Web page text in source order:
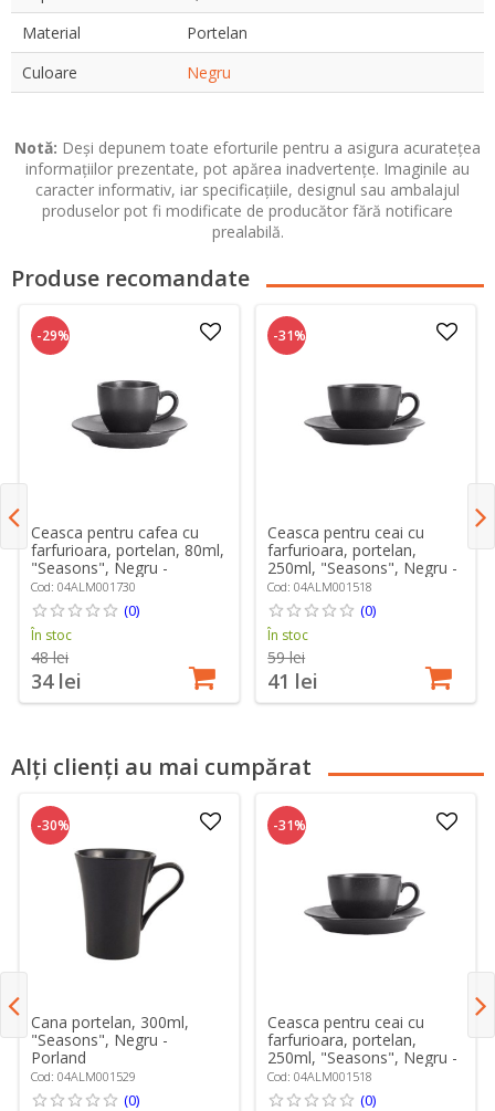
Material
Portelan
Culoare
Negru
Notă: Deși depunem toate eforturile pentru a asigura acuratețea
informațiilor prezentate, pot apărea inadvertențe. Imaginile au
caracter informativ, iar specificațiile, designul sau ambalajul
produselor pot fi modificate de producător fără notificare
prealabilă.
Produse recomandate
-29%
Ceasca pentru cafea cu
farfurioara, portelan, 80ml,
"Seasons", Negru -
Porland
Cod: 04ALM001730
(0)
În stoc
48 lei
34 lei
-31%
Ceasca pentru ceai cu
farfurioara, portelan,
250ml, "Seasons", Negru -
Porland
Cod: 04ALM001518
(0)
În stoc
59 lei
41 lei
Alți clienți au mai cumpărat
-30%
Cana portelan, 300ml,
"Seasons", Negru -
Porland
Cod: 04ALM001529
(0)
-31%
Ceasca pentru ceai cu
farfurioara, portelan,
250ml, "Seasons", Negru -
Porland
Cod: 04ALM001518
(0)